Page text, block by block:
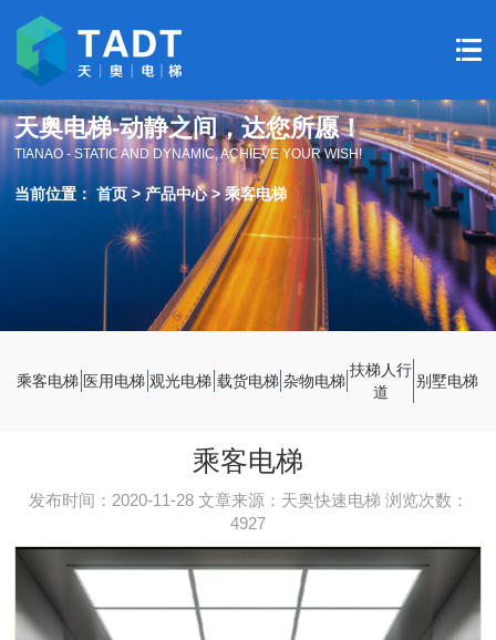
天奥电梯-动静之间，达您所愿！
TIANAO - STATIC AND DYNAMIC, ACHIEVE YOUR WISH!
当前位置：首页>产品中心>乘客电梯
乘客电梯 医用电梯 观光电梯 载货电梯 杂物电梯
扶梯人行
道
别墅电梯
乘客电梯
发布时间：2020-11-28 文章来源：天奥快速电梯 浏览次数：
4927